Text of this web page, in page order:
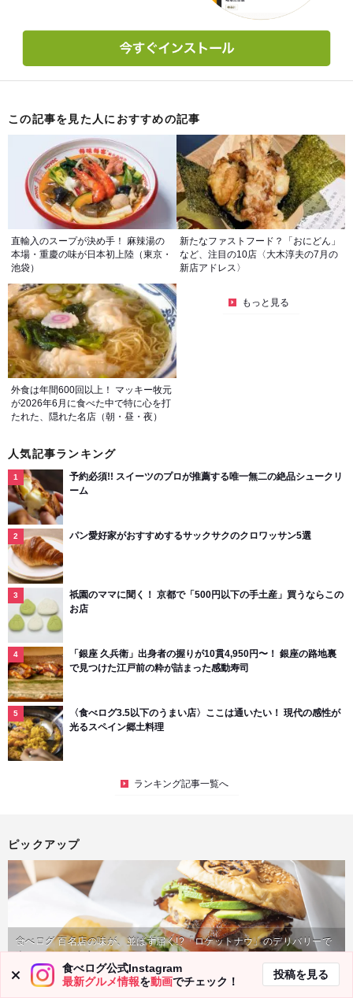
この記事を見た人におすすめの記事
直輸入のスープが決め手！ 麻辣湯の
本場・重慶の味が日本初上陸（東京・
池袋）
新たなファストフード？「おにどん」
など、注目の10店〈大木淳夫の7月の
新店アドレス〉
外食は年間600回以上！ マッキー牧元
が2026年6月に食べた中で特に心を打
たれた、隠れた名店（朝・昼・夜）
もっと見る
人気記事ランキング
予約必須!! スイーツのプロが推薦する唯一無二の絶品シュークリ
ーム
パン愛好家がおすすめするサックサクのクロワッサン5選
祇園のママに聞く！ 京都で「500円以下の手土産」買うならこの
お店
「銀座 久兵衛」出身者の握りが10貫4,950円〜！ 銀座の路地裏
で見つけた江戸前の粋が詰まった感動寿司
〈食べログ3.5以下のうまい店〉ここは通いたい！ 現代の感性が
光るスペイン郷土料理
ランキング記事一覧へ
ピックアップ
食べログ 百名店の味が、並ばず届く!?「ロケットナウ」のデリバリーで
食べログ公式Instagram
最新グルメ情報を動画でチェック！
投稿を見る